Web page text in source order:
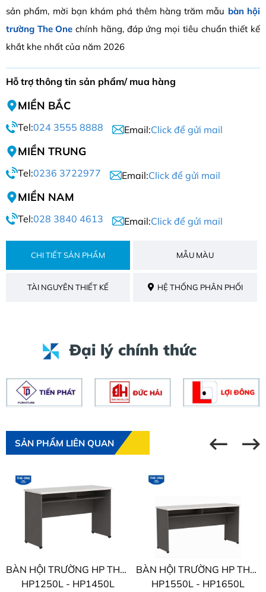
sản phẩm, mời bạn khám phá thêm hàng trăm mẫu bàn hội
trường The One chính hãng, đáp ứng mọi tiêu chuẩn thiết kế
khắt khe nhất của năm 2026
Hỗ trợ thông tin sản phẩm/ mua hàng
MIỀN BẮC
Tel:024 3555 8888 Email:Click để gửi mail
MIỀN TRUNG
Tel:0236 3722977 Email:Click để gửi mail
MIỀN NAM
Tel:028 3840 4613 Email:Click để gửi mail
CHI TIẾT SẢN PHẨM MẪU MÀU
TÀI NGUYÊN THIẾT KẾ HỆ THỐNG PHÂN PHỐI
Đại lý chính thức
SẢN PHẨM LIÊN QUAN
BÀN HỘI TRƯỜNG HP THE ONE
HP1250L - HP1450L
BÀN HỘI TRƯỜNG HP THE ONE
HP1550L - HP1650L